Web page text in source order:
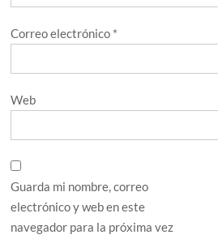
Correo electrónico *
Web
Guarda mi nombre, correo
electrónico y web en este
navegador para la próxima vez